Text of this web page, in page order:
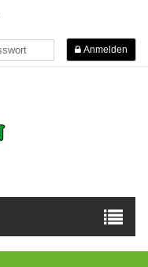
Anmelden